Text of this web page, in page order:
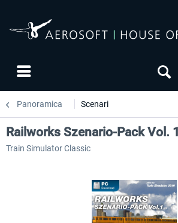
Panoramica Scenari
Railworks Szenario-Pack Vol. 1
Train Simulator Classic